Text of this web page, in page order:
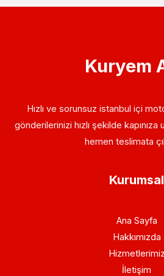
Kuryem
Hızlı ve sorunsuz istanbul içi
gönderilerinizi hızlı şekilde kapınıza
hemen teslimata
Kurumsal
Ana Sayfa
Hakkımızda
Hizmetlerimiz
İletişim